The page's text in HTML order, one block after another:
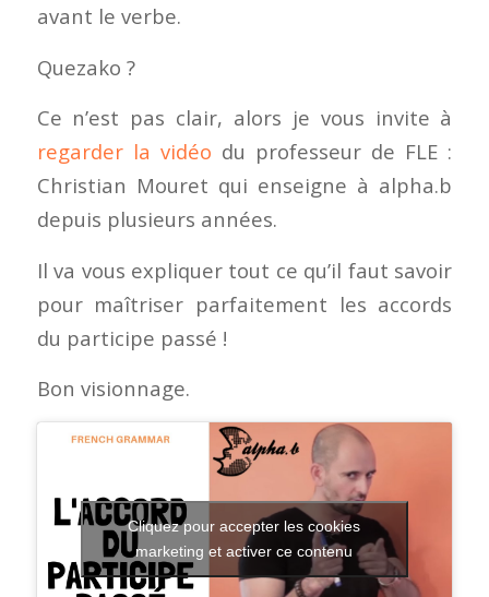
avant le verbe.
Quezako ?
Ce n’est pas clair, alors je vous invite à
regarder la vidéo du professeur de FLE :
Christian Mouret qui enseigne à alpha.b
depuis plusieurs années.
Il va vous expliquer tout ce qu’il faut savoir
pour maîtriser parfaitement les accords
du participe passé !
Bon visionnage.
Cliquez pour accepter les cookies
marketing et activer ce contenu